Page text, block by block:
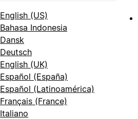
English (US)
Bahasa Indonesia
Dansk
Deutsch
English (UK)
Español (España)
Español (Latinoamérica)
Français (France)
Italiano